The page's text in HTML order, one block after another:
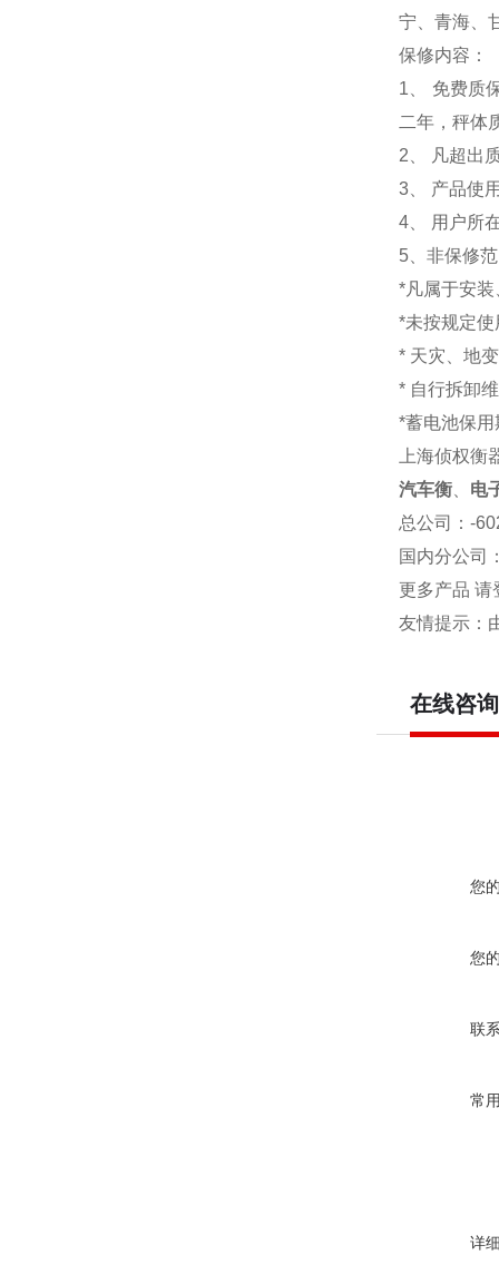
宁、青海、
保修内容：
1 、 免费
二年，秤体
2、 凡超出
3、 产品使
4、 用户所
5、非保修
*凡属于安
*未按规定
* 天灾、地
* 自行拆卸
*蓄电池保用
上海侦权
汽车衡
电
总公司
：-
国内分公司
更多产品 请
友情提示：
在线咨询
您
您
联
常
详